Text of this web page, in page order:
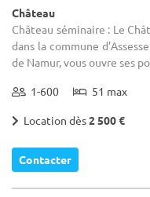
Château
Château séminaire : Le
dans la commune
de Namur, vous ouvre ses
1-600 51 max
Location dès2 500 €
Contacter